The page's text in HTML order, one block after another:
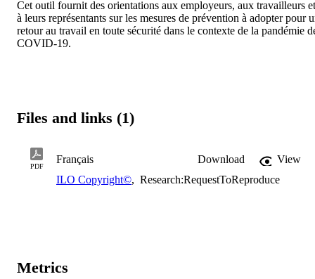
Cet outil fournit des orientations aux employeurs, aux travailleurs et
à leurs représentants sur les mesures de prévention à adopter pour
retour au travail en toute sécurité dans le contexte de la pandémie
COVID-19.
Files and links (1)
PDF
Français Download
View
ILO Copyright©, Research:RequestToReproduce
Metrics